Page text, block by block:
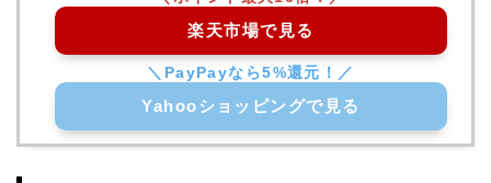
楽天市場で見る
Yahooショッピングで見る